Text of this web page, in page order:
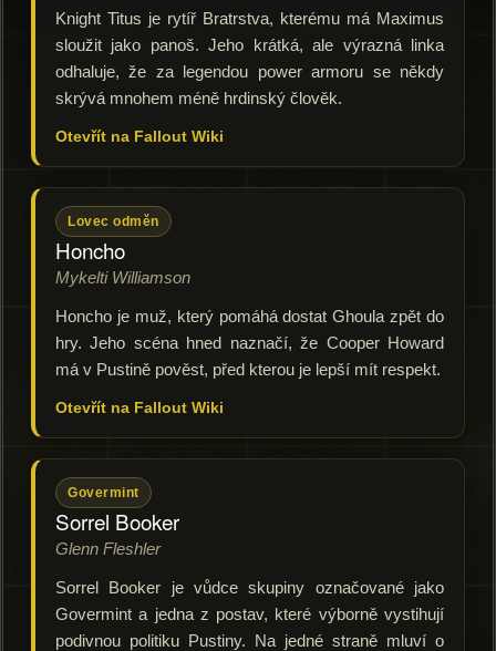
Knight Titus je rytíř Bratrstva, kterému má Maximus
sloužit jako panoš. Jeho krátká, ale výrazná linka
odhaluje, že za legendou power armoru se někdy
skrývá mnohem méně hrdinský člověk.
Otevřít na Fallout Wiki
Honcho
Mykelti Williamson
Lovec odměn
Honcho je muž, který pomáhá dostat Ghoula zpět do
hry. Jeho scéna hned naznačí, že Cooper Howard
má v Pustině pověst, před kterou je lepší mít respekt.
Otevřít na Fallout Wiki
Sorrel Booker
Glenn Fleshler
Govermint
Sorrel Booker je vůdce skupiny označované jako
Govermint a jedna z postav, které výborně vystihují
podivnou politiku Pustiny. Na jedné straně mluví o